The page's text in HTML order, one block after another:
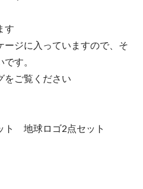
す
ージに入っていますので、そ
です。
ご覧ください
ト 地球ロゴ2点セット